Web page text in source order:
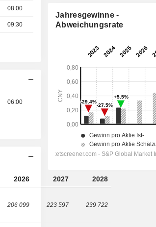
08:00
09:30
06:00
2026 2027 2028
206 099 223 597 239 722
Jahresgewinne -
Abweichungsrate